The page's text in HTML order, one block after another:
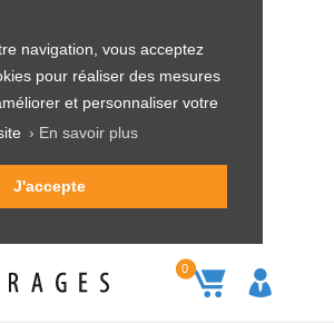
navigation, vous acceptez
pour réaliser des mesures
et personnaliser votre
› En savoir plus
J'accepte
0